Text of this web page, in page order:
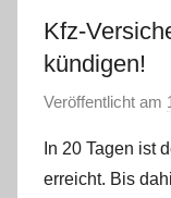
Kfz-
kündigen!
Veröffentlicht am
In 20 Tagen ist
erreicht. Bis